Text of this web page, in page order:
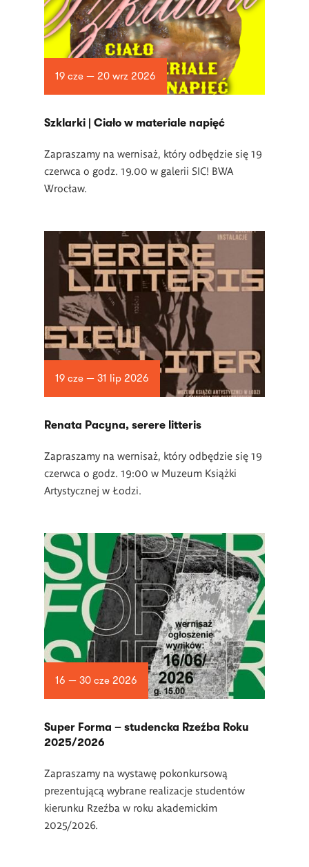
19 cze — 20 wrz 2026
­Szklarki | Ciało w materiale napięć
Zapraszamy na wernisaż, który odbędzie się 19
czerwca o godz. 19.00 w galerii SIC! BWA
Wrocław.
19 cze — 31 lip 2026
Renata Pacyna, serere litteris
Zapraszamy na wernisaż, który odbędzie się 19
czerwca o godz. 19:00 w Muzeum Książki
Artystycznej w Łodzi.
16 — 30 cze 2026
Super Forma – studencka Rzeźba Roku
2025/2026
Zapraszamy na wystawę pokonkursową
prezentującą wybrane realizacje studentów
kierunku Rzeźba w roku akademickim
2025/2026.